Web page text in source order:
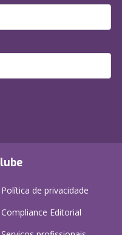
Política de privacidade
Compliance Editorial